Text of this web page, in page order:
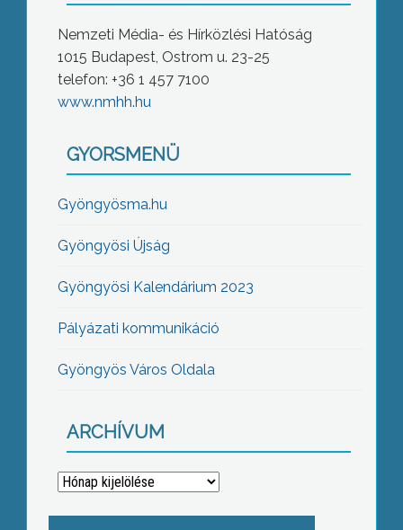
Nemzeti Média- és Hírközlési Hatóság
1015 Budapest, Ostrom u. 23-25
telefon: +36 1 457 7100
www.nmhh.hu
GYORSMENÜ
Gyöngyösma.hu
Gyöngyösi Újság
Gyöngyösi Kalendárium 2023
Pályázati kommunikáció
Gyöngyös Város Oldala
ARCHÍVUM
Archívum